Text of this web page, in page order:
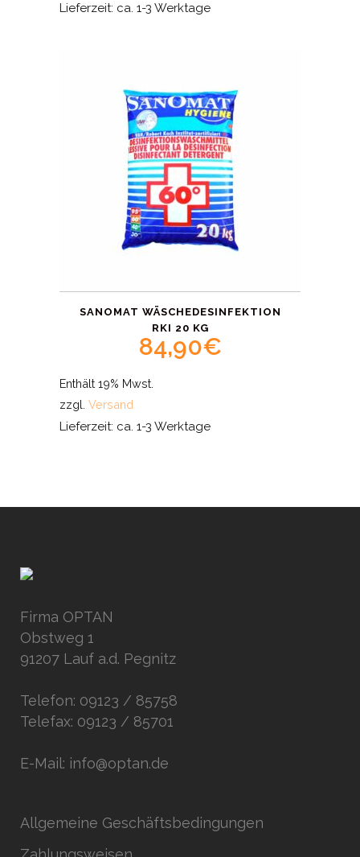
Lieferzeit: ca. 1-3 Werktage
SANOMAT WÄSCHEDESINFEKTION
RKI 20 KG
84,90€
Enthält 19% Mwst.
zzgl. Versand
Lieferzeit: ca. 1-3 Werktage
Firma OPTAN
Obstweg 1
91207 Lauf a.d. Pegnitz
Telefon: 09123 / 85758
Telefax: 09123 / 85701
E-Mail: info@optan.de
Allgemeine Geschäftsbedingungen